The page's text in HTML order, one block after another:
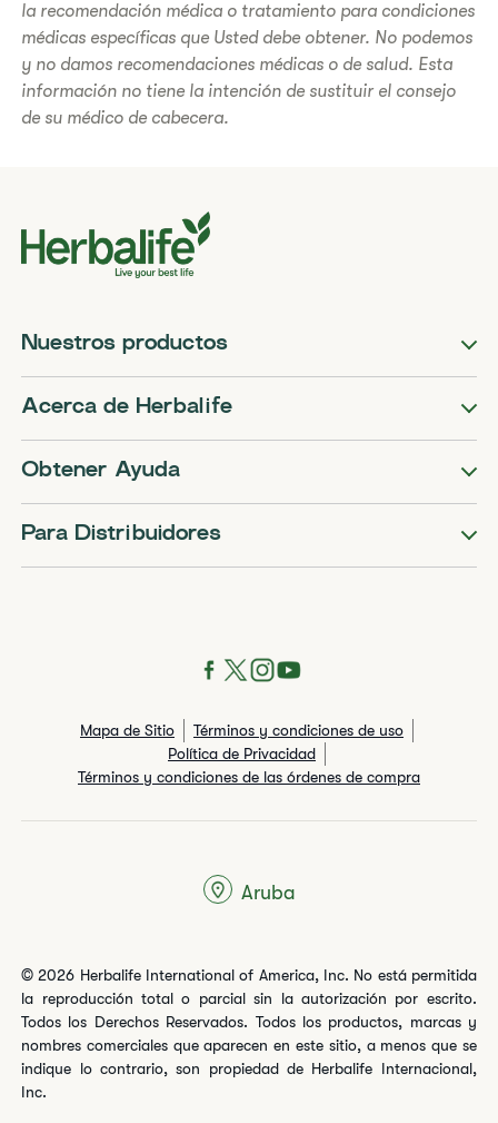
la recomendación médica o tratamiento para condiciones
médicas específicas que Usted debe obtener. No podemos
y no damos recomendaciones médicas o de salud. Esta
información no tiene la intención de sustituir el consejo
de su médico de cabecera.
Nuestros productos
Acerca de Herbalife
Obtener Ayuda
Para Distribuidores
Mapa de Sitio
Términos y condiciones de uso
Política de Privacidad
Términos y condiciones de las órdenes de compra
© 2026 Herbalife International of America, Inc. No está permitida
la reproducción total o parcial sin la autorización por escrito.
Todos los Derechos Reservados. Todos los productos, marcas y
nombres comerciales que aparecen en este sitio, a menos que se
indique lo contrario, son propiedad de Herbalife Internacional,
Inc.
Aruba